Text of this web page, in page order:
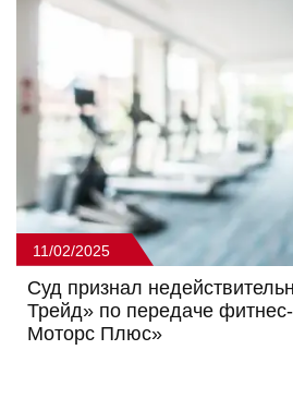
11/02/2025
Суд признал
Трейд» по передаче
Моторс Плюс»